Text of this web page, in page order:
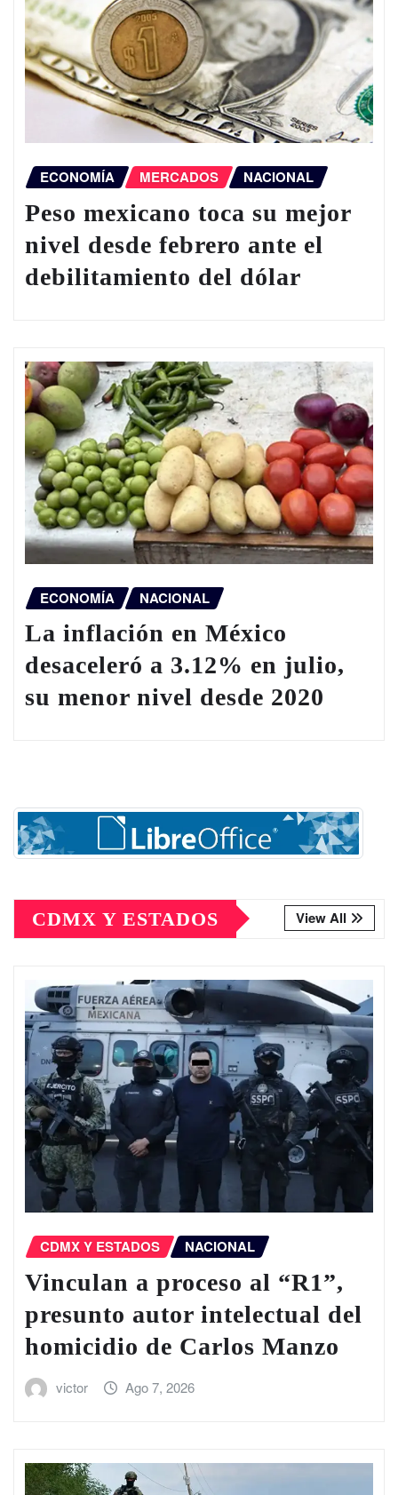
ECONOMÍA MERCADOS NACIONAL
Peso mexicano toca su mejor
nivel desde febrero ante el
debilitamiento del dólar
ECONOMÍA NACIONAL
La inflación en México
desaceleró a 3.12% en julio,
su menor nivel desde 2020
CDMX Y ESTADOS View All
CDMX Y ESTADOS NACIONAL
Vinculan a proceso al “R1”,
presunto autor intelectual del
homicidio de Carlos Manzo
victor Ago 7, 2026